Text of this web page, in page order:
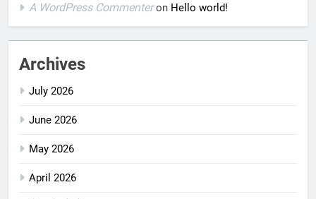
A WordPress Commenteron Hello world!
Archives
July 2026
June 2026
May 2026
April 2026